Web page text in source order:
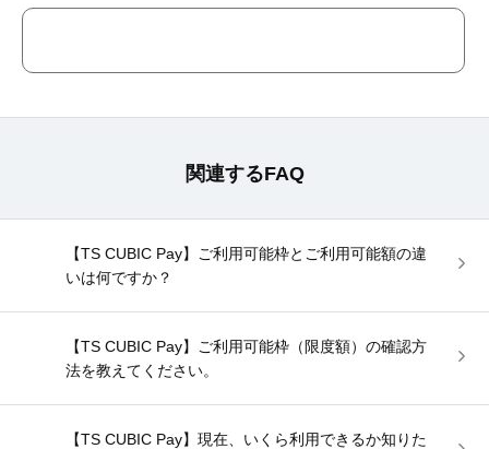
関連するFAQ
【TS CUBIC Pay】ご利用可能枠とご利用可能額の違
いは何ですか？
【TS CUBIC Pay】ご利用可能枠（限度額）の確認方
法を教えてください。
【TS CUBIC Pay】現在、いくら利用できるか知りた